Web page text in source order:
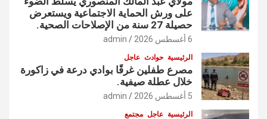
على ورش الحماية الاجتماعية ويستعرض
حصيلة 27 سنة من الإصلاحات الصحية.
6 أغسطس 2026 admin
الرئيسية حوادث عاجل
مصرع طفلين غرقًا بوادي درعة في زاكورة
خلال عطلة صيفية.
5 أغسطس 2026 admin
الرئيسية عاجل مجتمع